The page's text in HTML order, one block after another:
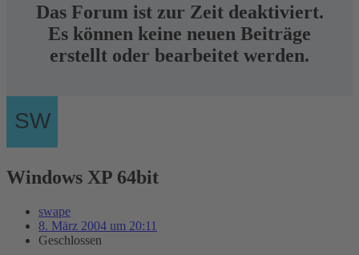
Das Forum ist zur Zeit deaktiviert.
Es können keine neuen Beiträge
erstellt oder bearbeitet werden.
Windows XP 64bit
swape
8. März 2004 um 20:11
Geschlossen